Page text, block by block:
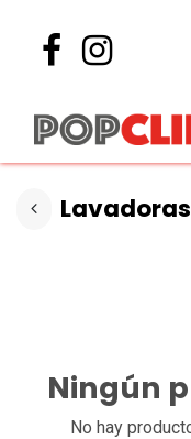
Lavadoras
Ningún
No hay